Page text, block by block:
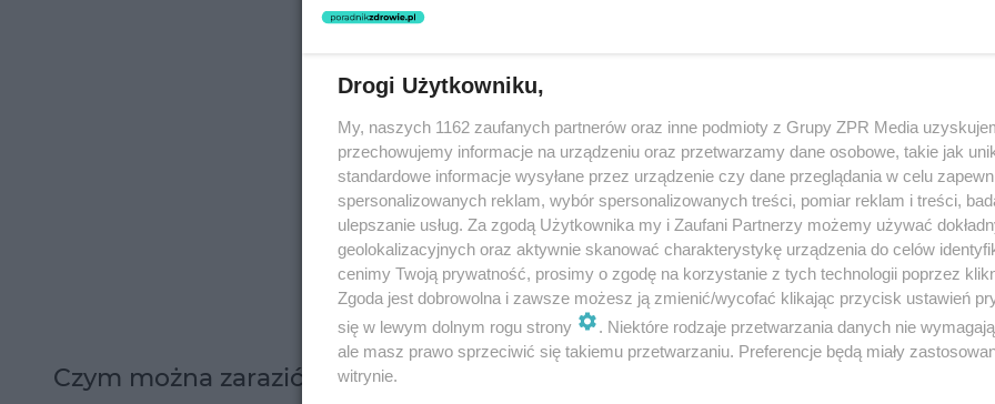
Czym można zarazić się u kosmetyczki?
Drogi Użytkowniku,
My, naszych 1162 zaufanych partnerów oraz inne podmioty z Grupy ZPR Media
przechowujemy informacje na urządzeniu oraz przetwarzamy dane osobowe, takie jak
standardowe informacje wysyłane przez urządzenie czy dane przeglądania w celu
spersonalizowanych reklam, wybór spersonalizowanych treści, pomiar reklam i treści,
ulepszanie usług. Za zgodą Użytkownika my i Zaufani Partnerzy możemy używać
geolokalizacyjnych oraz aktywnie skanować charakterystykę urządzenia do celów
cenimy Twoją prywatność, prosimy o zgodę na korzystanie z tych technologii poprzez
Zgoda jest dobrowolna i zawsze możesz ją zmienić/wycofać klikając przycisk ustawień
się w lewym dolnym rogu strony
. Niektóre rodzaje przetwarzania danych nie
ale masz prawo sprzeciwić się takiemu przetwarzaniu. Preferencje będą miały
witrynie.